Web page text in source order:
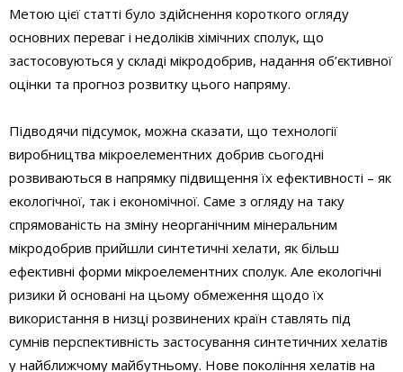
Метою цієї статті було здійснення короткого огляду
основних переваг і недоліків хімічних сполук, що
застосовуються у складі мікродобрив, надання об’єктивної
оцінки та прогноз розвитку цього напряму.
Підводячи підсумок, можна сказати, що технології
виробництва мікроелементних добрив сьогодні
розвиваються в напрямку підвищення їх ефективності – як
екологічної, так і економічної. Саме з огляду на таку
спрямованість на зміну неорганічним мінеральним
мікродобрив прийшли синтетичні хелати, як більш
ефективні форми мікроелементних сполук. Але екологічні
ризики й основані на цьому обмеження щодо їх
використання в низці розвинених країн ставлять під
сумнів перспективність застосування синтетичних хелатів
у найближчому майбутньому. Нове покоління хелатів на